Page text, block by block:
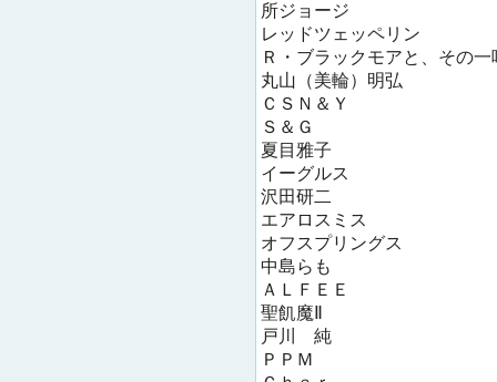
所ジョージ
レッドツェッペリン
Ｒ・ブラックモアと、その一
丸山（美輪）明弘
ＣＳＮ＆Ｙ
Ｓ＆Ｇ
夏目雅子
イーグルス
沢田研二
エアロスミス
オフスプリングス
中島らも
ＡＬＦＥＥ
聖飢魔Ⅱ
戸川 純
ＰＰＭ